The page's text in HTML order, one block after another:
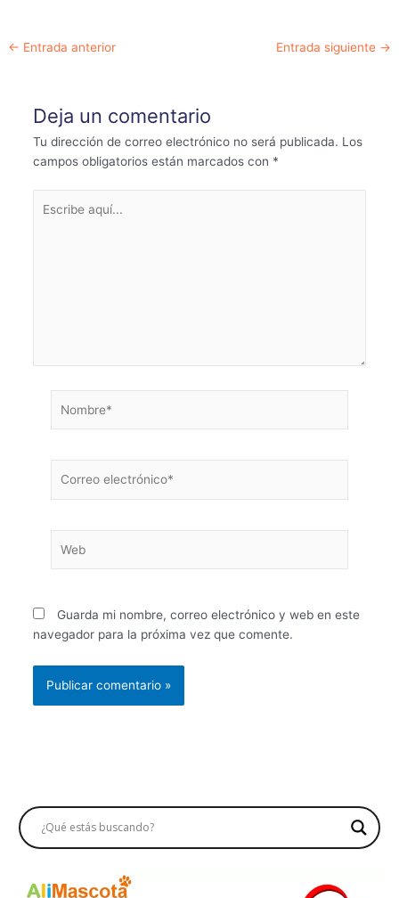
Navegación
← Entrada anterior Entrada siguiente →
Deja un comentario
Tu dirección de correo electrónico no será publicada. Los
campos obligatorios están marcados con *
aquí...
electrónico*
Guarda mi nombre, correo electrónico y web en este
navegador para la próxima vez que comente.